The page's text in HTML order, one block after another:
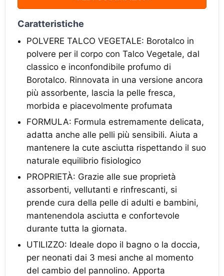
Caratteristiche
POLVERE TALCO VEGETALE: Borotalco in
polvere per il corpo con Talco Vegetale, dal
classico e inconfondibile profumo di
Borotalco. Rinnovata in una versione ancora
più assorbente, lascia la pelle fresca,
morbida e piacevolmente profumata
FORMULA: Formula estremamente delicata,
adatta anche alle pelli più sensibili. Aiuta a
mantenere la cute asciutta rispettando il suo
naturale equilibrio fisiologico
PROPRIETÀ: Grazie alle sue proprietà
assorbenti, vellutanti e rinfrescanti, si
prende cura della pelle di adulti e bambini,
mantenendola asciutta e confortevole
durante tutta la giornata.
UTILIZZO: Ideale dopo il bagno o la doccia,
per neonati dai 3 mesi anche al momento
del cambio del pannolino. Apporta